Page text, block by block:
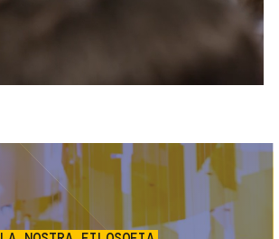
Immagine